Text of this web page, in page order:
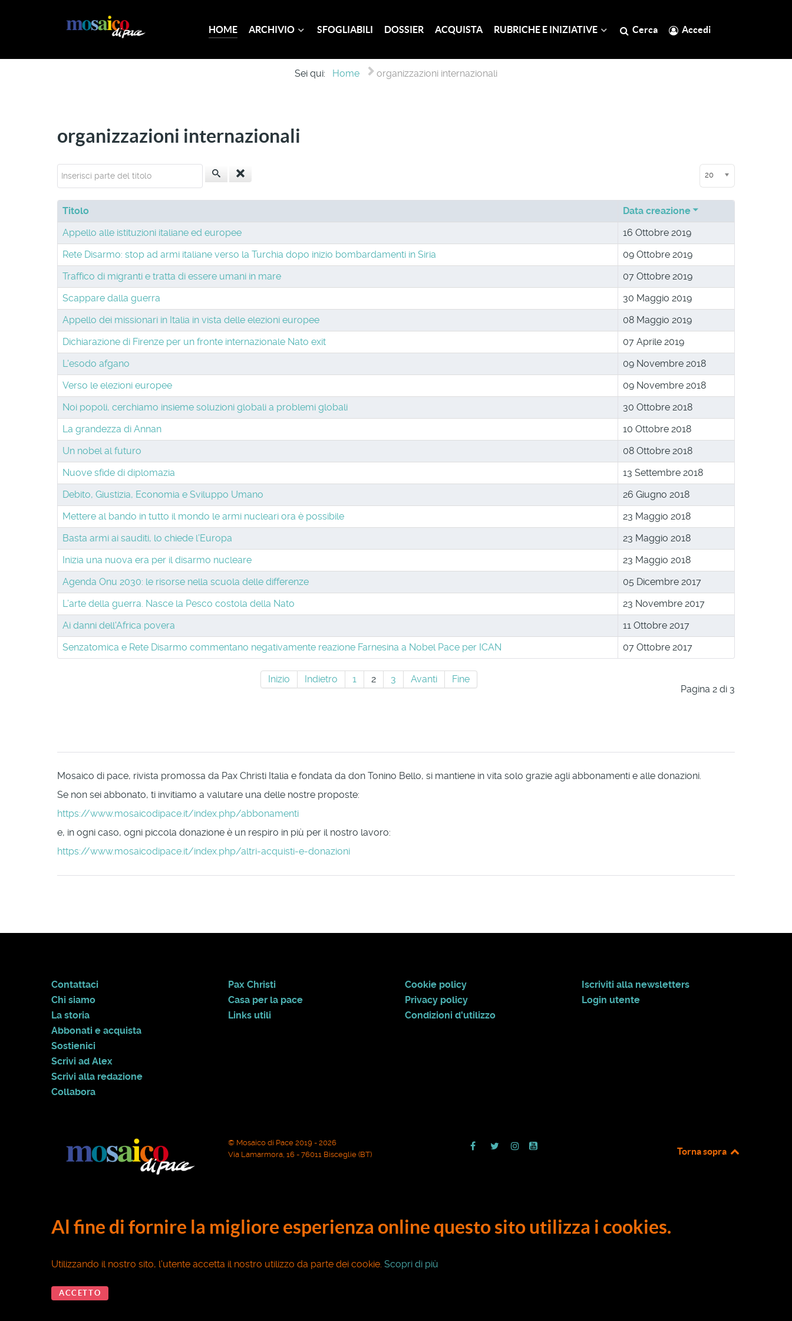
HOME ARCHIVIO SFOGLIABILI DOSSIER ACQUISTA RUBRICHE E INIZIATIVE Cerca Accedi
Sei qui: Home organizzazioni internazionali
organizzazioni internazionali
Inserisci parte del titolo Visualizza n.
20
Titolo
Data creazione
Appello alle istituzioni italiane ed europee
16 Ottobre 2019
Rete Disarmo: stop ad armi italiane verso la Turchia dopo inizio bombardamenti in Siria
09 Ottobre 2019
Traffico di migranti e tratta di essere umani in mare
07 Ottobre 2019
Scappare dalla guerra
30 Maggio 2019
Appello dei missionari in Italia in vista delle elezioni europee
08 Maggio 2019
Dichiarazione di Firenze per un fronte internazionale Nato exit
07 Aprile 2019
L'esodo afgano
09 Novembre 2018
Verso le elezioni europee
09 Novembre 2018
Noi popoli, cerchiamo insieme soluzioni globali a problemi globali
30 Ottobre 2018
La grandezza di Annan
10 Ottobre 2018
Un nobel al futuro
08 Ottobre 2018
Nuove sfide di diplomazia
13 Settembre 2018
Debito, Giustizia, Economia e Sviluppo Umano
26 Giugno 2018
Mettere al bando in tutto il mondo le armi nucleari ora è possibile
23 Maggio 2018
Basta armi ai sauditi, lo chiede l’Europa
23 Maggio 2018
Inizia una nuova era per il disarmo nucleare
23 Maggio 2018
Agenda Onu 2030: le risorse nella scuola delle differenze
05 Dicembre 2017
L’arte della guerra. Nasce la Pesco costola della Nato
23 Novembre 2017
Ai danni dell'Africa povera
11 Ottobre 2017
Senzatomica e Rete Disarmo commentano negativamente reazione Farnesina a Nobel Pace per ICAN
07 Ottobre 2017
Pagina 2 di 3
Inizio Indietro 1 2 3 Avanti Fine
Mosaico di pace, rivista promossa da Pax Christi Italia e fondata da don Tonino Bello, si mantiene in vita solo grazie agli abbonamenti e alle donazioni.
Se non sei abbonato, ti invitiamo a valutare una delle nostre proposte:
https://www.mosaicodipace.it/index.php/abbonamenti
e, in ogni caso, ogni piccola donazione è un respiro in più per il nostro lavoro:
https://www.mosaicodipace.it/index.php/altri-acquisti-e-donazioni
Contattaci
Chi siamo
La storia
Abbonati e acquista
Sostienici
Scrivi ad Alex
Scrivi alla redazione
Collabora
Pax Christi
Casa per la pace
Links utili
Cookie policy
Privacy policy
Condizioni d'utilizzo
Iscriviti alla newsletters
Login utente
© Mosaico di Pace 2019 - 2026
Via Lamarmora, 16 - 76011 Bisceglie (BT)
Torna sopra
Al fine di fornire la migliore esperienza online questo sito utilizza i cookies.
Utilizzando il nostro sito, l'utente accetta il nostro utilizzo da parte dei cookie. Scopri di più
ACCETTO